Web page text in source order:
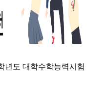
년도 대학수학능력시험